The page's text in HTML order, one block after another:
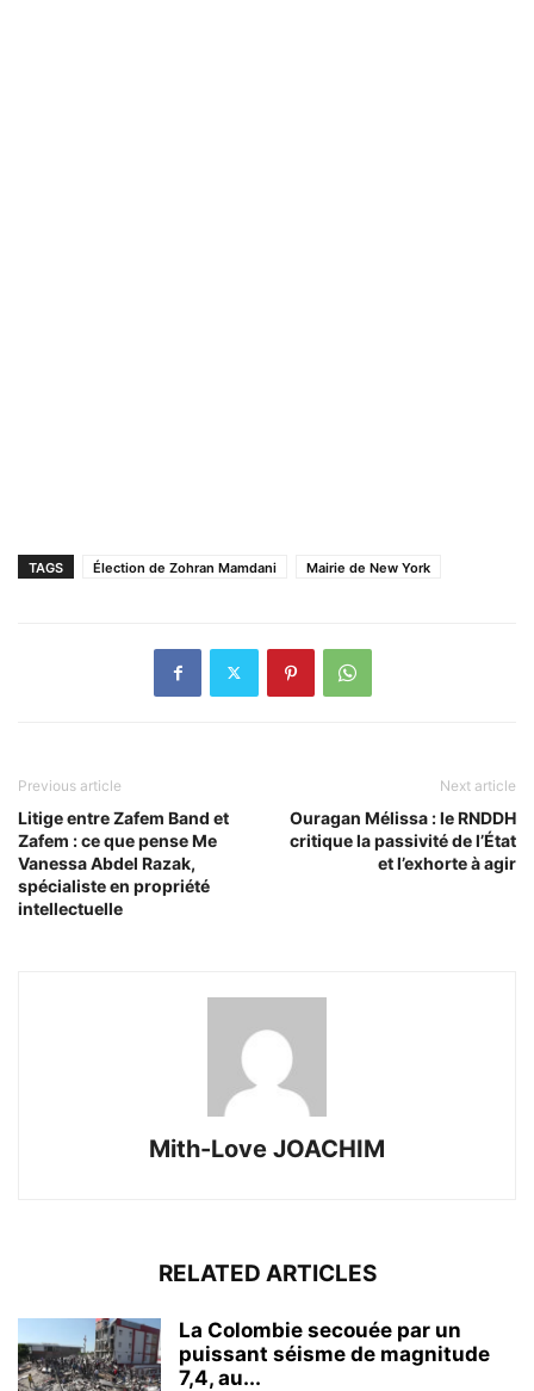
TAGS Élection de Zohran Mamdani Mairie de New York
Previous article
Litige entre Zafem Band et
Zafem : ce que pense Me
Vanessa Abdel Razak,
spécialiste en propriété
intellectuelle
Next article
Ouragan Mélissa : le RNDDH
critique la passivité de l’État
et l’exhorte à agir
Mith-Love JOACHIM
RELATED ARTICLES
La Colombie secouée par un
puissant séisme de magnitude
7,4, au...